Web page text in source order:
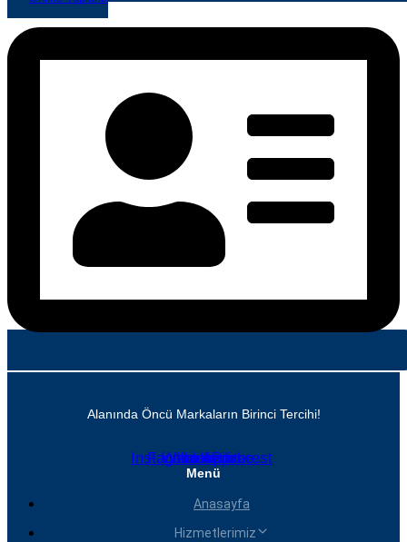
Alanında Öncü Markaların Birinci Tercihi!
Instagram
Facebook
Whatsapp
Linkedin
Youtube
Pinterest
Menü
Anasayfa
Hizmetlerimiz